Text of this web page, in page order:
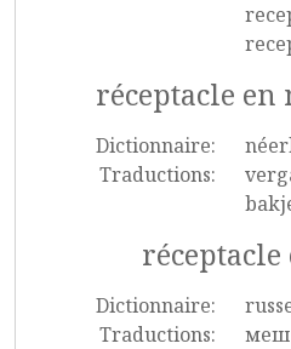
réceptacle
Dictionnaire:
Traductions:
réceptacle
Dictionnaire:
Traductions: